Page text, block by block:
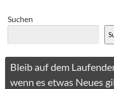
Suchen
Bleib auf dem
wenn es etwas Neues